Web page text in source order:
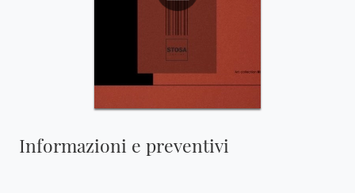
Informazioni e preventivi